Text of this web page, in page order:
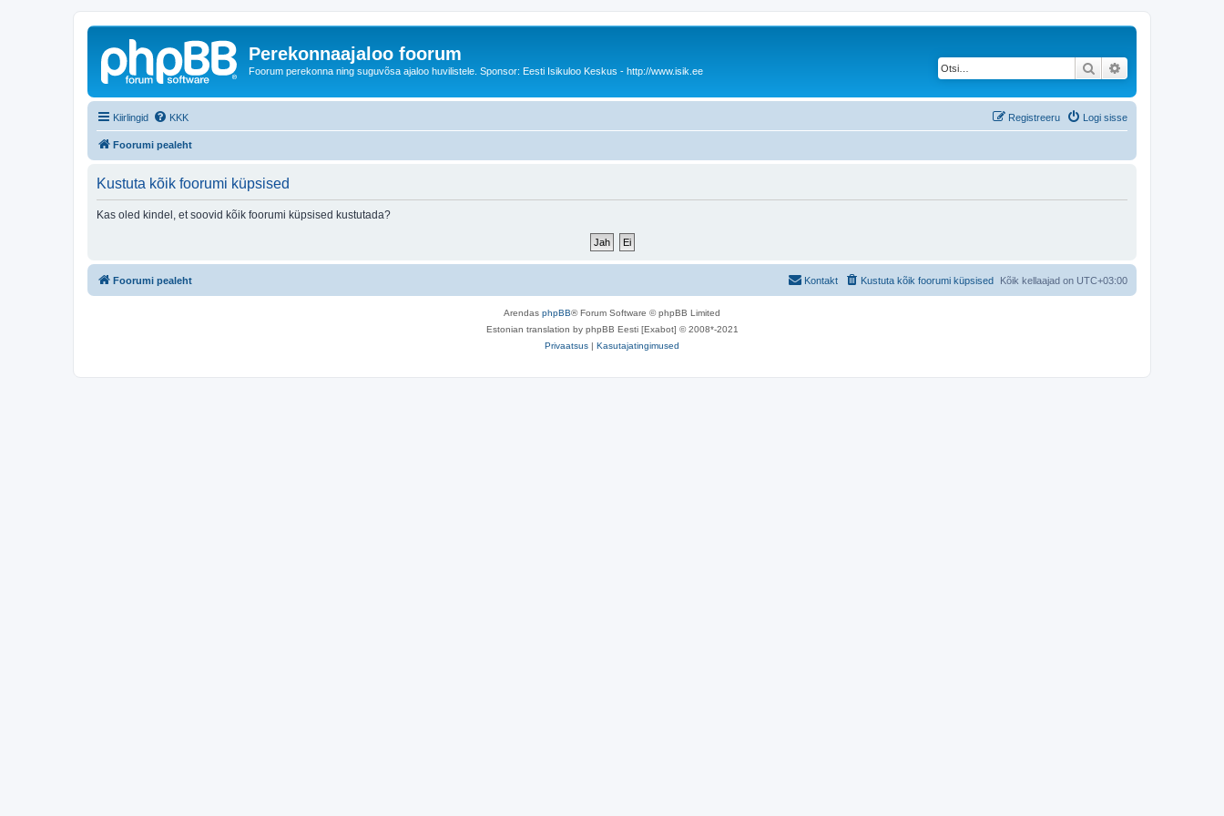
Perekonnaajaloo foorum
Foorum perekonna ning suguvõsa ajaloo huvilistele. Sponsor: Eesti Isikuloo Keskus - http://www.isik.ee Otsi
Kiirlingid KKK Logi sisse
Registreeru
Foorumi pealeht
Kustuta kõik foorumi küpsised
Kas oled kindel, et soovid kõik foorumi küpsised kustutada?
Foorumi pealeht Kõik kellaajad on UTC+03:00
Kustuta kõik foorumi küpsised
Kontakt
Arendas phpBB® Forum Software © phpBB Limited
Estonian translation by phpBB Eesti [Exabot] © 2008*-2021
Privaatsus | Kasutajatingimused